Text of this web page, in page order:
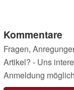
Kommentare
Fragen,
Artikel? - Uns
Anmeldung